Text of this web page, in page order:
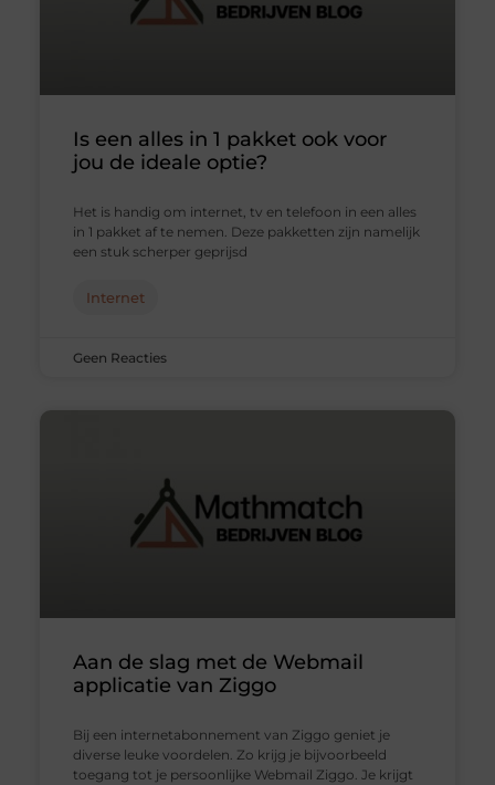
Is een alles in 1 pakket ook voor
jou de ideale optie?
Het is handig om internet, tv en telefoon in een alles
in 1 pakket af te nemen. Deze pakketten zijn namelijk
een stuk scherper geprijsd
Internet
Geen Reacties
Aan de slag met de Webmail
applicatie van Ziggo
Bij een internetabonnement van Ziggo geniet je
diverse leuke voordelen. Zo krijg je bijvoorbeeld
toegang tot je persoonlijke Webmail Ziggo. Je krijgt